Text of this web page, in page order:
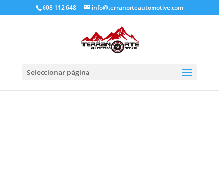
608 112 648 info@terranorteautomotive.com
Seleccionar página